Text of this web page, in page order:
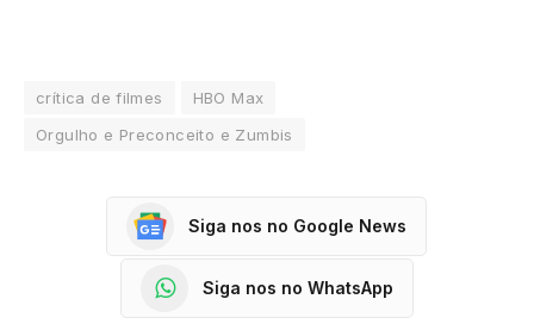
crítica de filmes
HBO Max
Orgulho e Preconceito e Zumbis
Siga nos no Google News
Siga nos no WhatsApp